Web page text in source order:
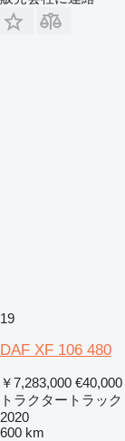
19
DAF XF 106 480
￥7,283,000 €40,000
トラクタートラック
2020
600 km